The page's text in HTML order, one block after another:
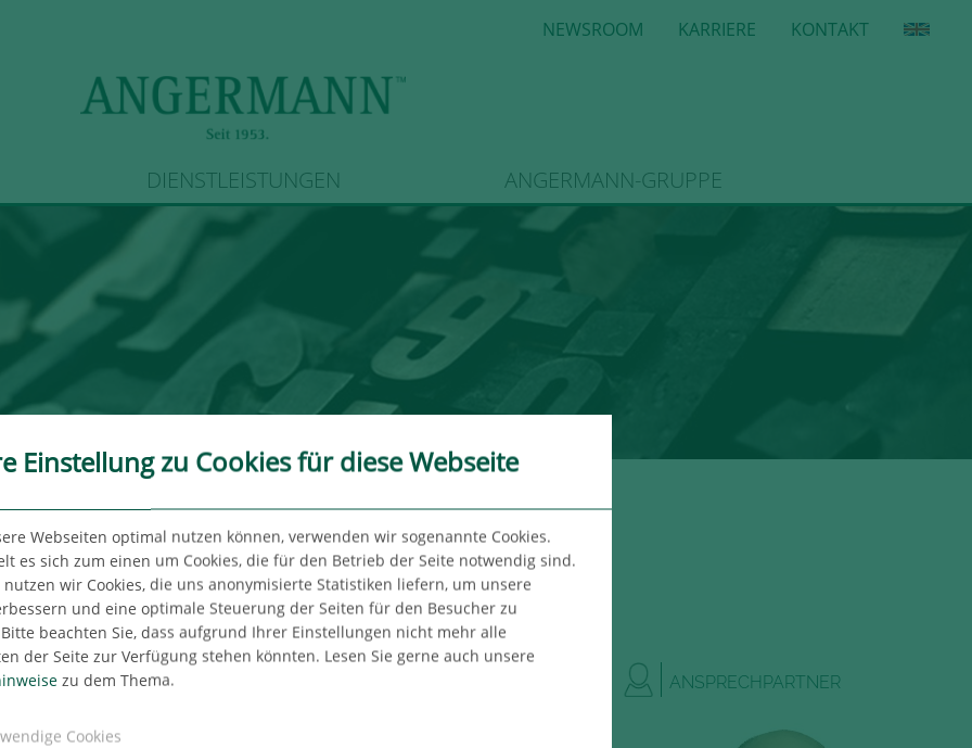
NEWSROOM KARRIERE KONTAKT
DIENSTLEISTUNGEN ANGERMANN-GRUPPE
> Dealerdesk mietet Büro in Hamburg-Fuhlsbüttel
in Hamburg-
ANSPRECHPARTNER
Einstellung zu Cookies für diese Webseite
Webseiten optimal nutzen können, verwenden wir sogenannte Cookies.
es sich zum einen um Cookies, die für den Betrieb der Seite notwendig sind.
wir Cookies, die uns anonymisierte Statistiken liefern, um unsere
und eine optimale Steuerung der Seiten für den Besucher zu
beachten Sie, dass aufgrund Ihrer Einstellungen nicht mehr alle
der Seite zur Verfügung stehen könnten. Lesen Sie gerne auch unsere
zu dem Thema.
Cookies